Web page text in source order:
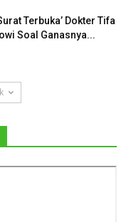
Terbuka’ Dokter Tifa
Soal Ganasnya...